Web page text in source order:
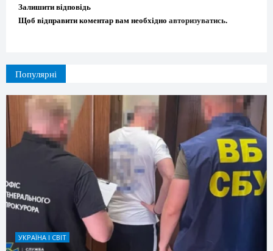
Залишити відповідь
Щоб відправити коментар вам необхідно авторизуватись.
Популярні
УКРАЇНА І СВІТ